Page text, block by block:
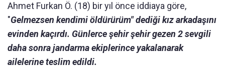
Ahmet Furkan Ö. (18) bir yıl önce iddiaya göre,
"Gelmezsen kendimi öldürürüm" dediği kız arkadaşını
evinden kaçırdı. Günlerce şehir şehir gezen 2 sevgili
daha sonra jandarma ekiplerince yakalanarak
ailelerine teslim edildi.